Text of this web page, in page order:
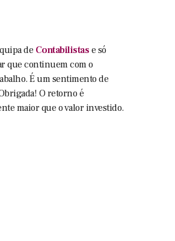
de Contabilistas e só
que continuem com o
É um sentimento de
O retorno é
maior que o valor investido.